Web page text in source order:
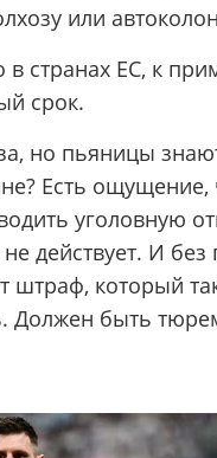
или
в странах ЕС, к
срок.
но пьяницы
Есть ощущение,
уголовную
действует. И
штраф, который
Должен быть